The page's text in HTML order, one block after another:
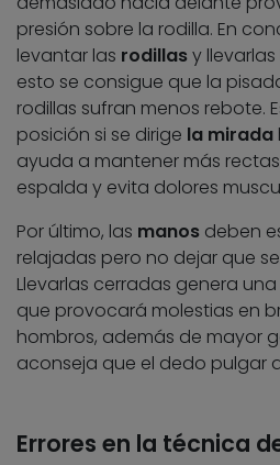
presión sobre la rodilla. En
levantar las rodillasy
esto se consigue que la
rodillas sufran menos rebote.
posición si se dirige la mirada
ayuda a mantener más
espalda y evita dolores
Por último, las manos deben
relajadas pero no dejar que
Llevarlas cerradas genera
que provocará molestias en
hombros, además de mayor
aconseja que el dedo pulgar
Errores en la técnica